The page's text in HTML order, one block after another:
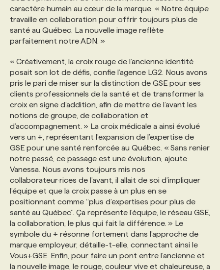
caractère humain au cœur de la marque. « Notre équipe
travaille en collaboration pour offrir toujours plus de
santé au Québec. La nouvelle image reflète
parfaitement notre ADN. »
« Créativement, la croix rouge de l’ancienne identité
posait son lot de défis, confie l’agence LG2. Nous avons
pris le pari de miser sur la distinction de GSE pour ses
clients professionnels de la santé et de transformer la
croix en signe d’addition, afin de mettre de l’avant les
notions de groupe, de collaboration et
d’accompagnement. » La croix médicale a ainsi évolué
vers un +, représentant l’expansion de l’expertise de
GSE pour une santé renforcée au Québec. « Sans renier
notre passé, ce passage est une évolution, ajoute
Vanessa. Nous avons toujours mis nos
collaborateur·rices de l’avant, il allait de soi d’impliquer
l’équipe et que la croix passe à un plus en se
positionnant comme “plus d’expertises pour plus de
santé au Québec”. Ça représente l’équipe, le réseau GSE,
la collaboration, le plus qui fait la différence. » Le
symbole du + résonne fortement dans l’approche de
marque employeur, détaille-t-elle, connectant ainsi le
Vous+GSE. Enfin, pour faire un pont entre l’ancienne et
la nouvelle image, le rouge, couleur vive et chaleureuse, a